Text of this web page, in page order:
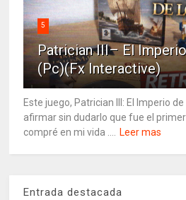
5
Patrician III– El
(Pc)(Fx Interactive)
Este juego, Patrician III: El Imperio
afirmar sin dudarlo que fue el
compré en mi vida .... Leer mas
Entrada destacada